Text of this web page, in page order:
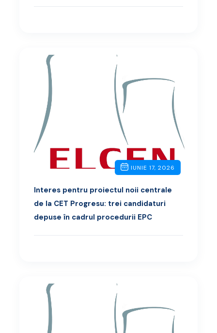
IUNIE 17, 2026
Interes pentru proiectul noii centrale
de la CET Progresu: trei candidaturi
depuse în cadrul procedurii EPC